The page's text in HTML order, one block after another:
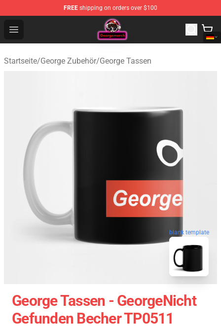
FREE shipping on orders over $100
Open menu
George Store - Official George Merchandise Shop
Startseite/George Zubehör/George Tassen
blank template
George Tassen - GeorgeNicht
Gefunden Becher TP0511